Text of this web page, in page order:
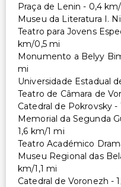
Praça de Lenin - 0,4
Museu da Literatura I.
Teatro para Jovens
km/0,5 mi
Monumento a Belyy
mi
Universidade Estadual
Teatro de Câmara de
Catedral de Pokrovsky -
Memorial da Segunda
1,6 km/1 mi
Teatro Académico
Museu Regional das
km/1,1 mi
Catedral de Voronezh -